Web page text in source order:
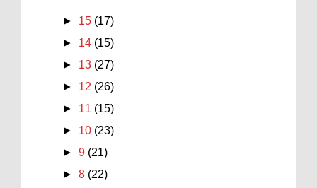
► 15 (17)
► 14 (15)
► 13 (27)
► 12 (26)
► 11 (15)
► 10 (23)
►9 (21)
►8 (22)